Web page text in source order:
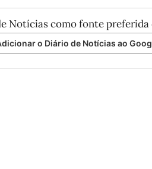
Notícias como fonte preferida
o Diário de Notícias ao